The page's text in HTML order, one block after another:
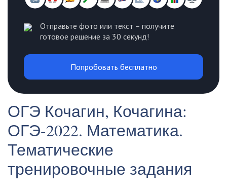
Отправьте фото или текст – получите
готовое решение за 30 секунд!
Попробовать бесплатно
ОГЭ Кочагин, Кочагина:
ОГЭ-2022. Математика.
Тематические
тренировочные задания